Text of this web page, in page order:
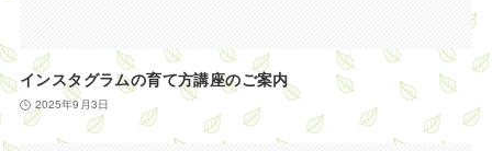
インスタグラムの育て方講座のご案内
2025年9月3日